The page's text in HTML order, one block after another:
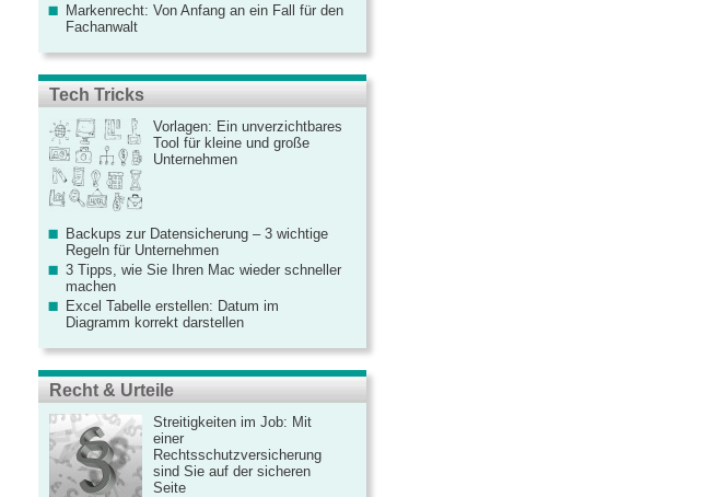
Markenrecht: Von Anfang an ein Fall für den
Fachanwalt
Tech Tricks
Vorlagen: Ein unverzichtbares
Tool für kleine und große
Unternehmen
Backups zur Datensicherung – 3 wichtige
Regeln für Unternehmen
3 Tipps, wie Sie Ihren Mac wieder schneller
machen
Excel Tabelle erstellen: Datum im
Diagramm korrekt darstellen
Recht & Urteile
Streitigkeiten im Job: Mit
einer
Rechtsschutzversicherung
sind Sie auf der sicheren
Seite